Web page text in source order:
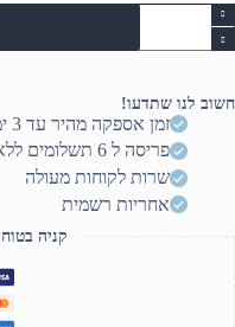
כמות
של
רמקולים
E2900
חשוב לנו שתדעו!
זמן אספקה מהיר עד 3 ימי עסקים
פריסה ל 6 תשלומים ללא ריבית (יותר? דברו איתנו)
שרות לקוחות מעולה
אחריות רשמית
קניה